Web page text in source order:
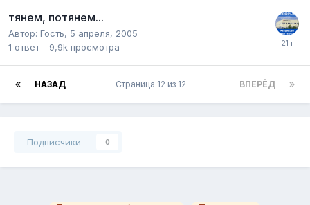
тянем, потянем...
Автор: Гость, 5 апреля, 2005
1 ответ 9,9k просмотра
НАЗАД ВПЕРЁД
Страница 12 из 12
Подписчики 0